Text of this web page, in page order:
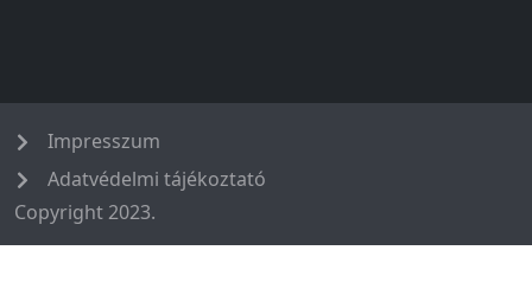
Impresszum
Adatvédelmi tájékoztató
Copyright 2023.